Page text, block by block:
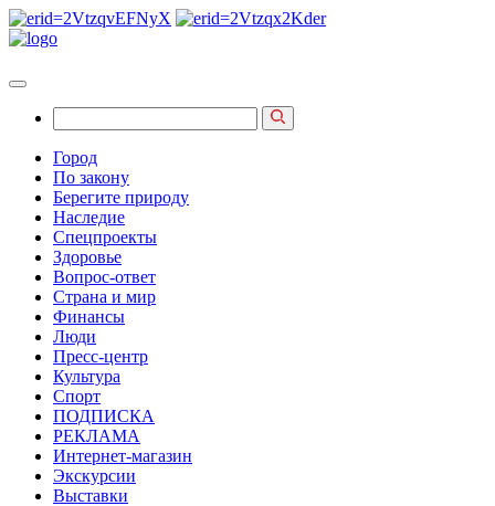
Город
По закону
Берегите природу
Наследие
Спецпроекты
Здоровье
Вопрос-ответ
Страна и мир
Финансы
Люди
Пресс-центр
Культура
Спорт
ПОДПИСКА
РЕКЛАМА
Интернет-магазин
Экскурсии
Выставки